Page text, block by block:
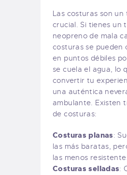
Las costuras son un
crucial. Si tienes un
neopreno de mala
costuras se pueden
en puntos débiles
se cuela el agua, lo
convertir tu
una auténtica
ambulante. Existen
de costuras:
Costuras planas:
las más baratas,
las menos
Costuras selladas: